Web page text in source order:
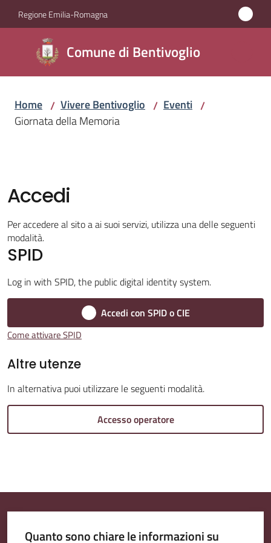
Vai al contenuto
Vai alla navigazione
Vai al footer
Regione Emilia-Romagna
Comune di Bentivoglio
Comune di
Bentivoglio
Amministrazione
Vivere
Bentivoglio
Menu selezionato
Amministrazione
Trasparente
A
b
o
r
Home / Vivere Bentivoglio / Eventi /
Giornata della Memoria
Accedi
Per accedere al sito a ai suoi servizi, utilizza una delle seguenti
modalità.
SPID
Log in with SPID, the public digital identity system.
Accedi con SPID o CIE
Come attivare SPID
Altre utenze
In alternativa puoi utilizzare le seguenti modalità.
Accesso operatore
Quanto sono chiare le informazioni su